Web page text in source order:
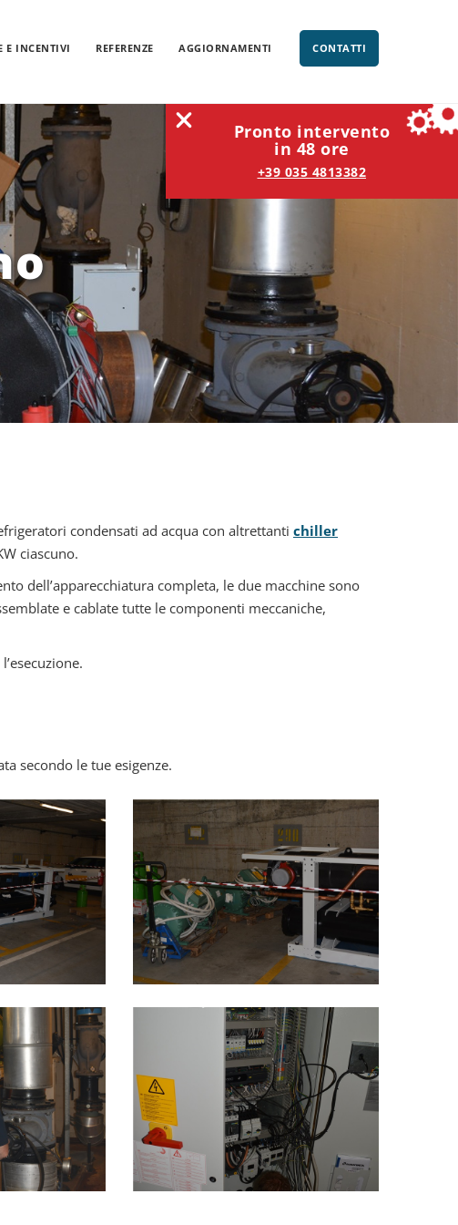
E INCENTIVI REFERENZE AGGIORNAMENTI CONTATTI
Pronto intervento
in 48 ore
+39 035 4813382
condensati ad acqua con altrettanti chiller
ciascuno.
dell’apparecchiatura completa, le due macchine sono
e cablate tutte le componenti meccaniche,
secondo le tue esigenze.